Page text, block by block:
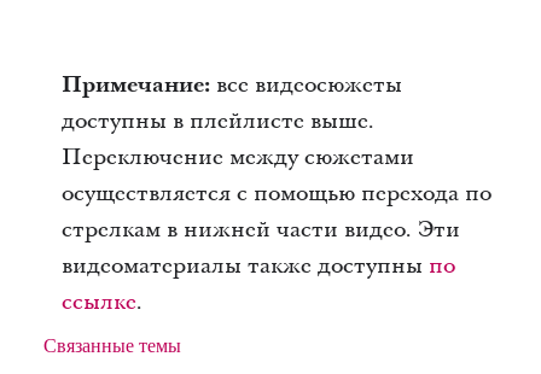
Примечание:все видеосюжеты
доступны в плейлисте выше.
Переключение между сюжетами
осуществляется с помощью перехода по
стрелкам в нижней части видео. Эти
видеоматериалы также доступны по
ссылке.
Связанные темы